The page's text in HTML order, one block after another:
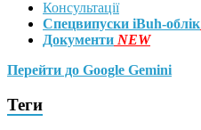
Консультації
Спецвипуски iBuh-облік
Документи NEW
Перейти до Google Gemini
Теги